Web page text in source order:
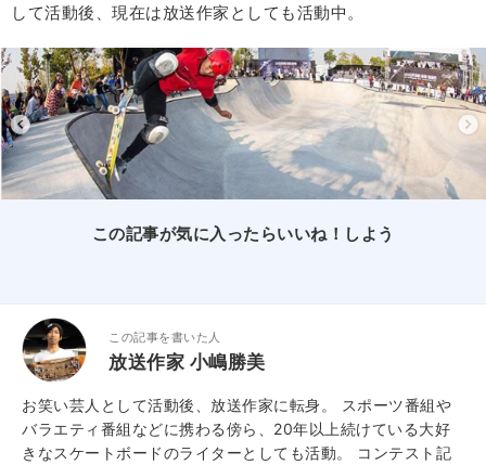
して活動後、現在は放送作家としても活動中。
この記事が気に入ったらいいね！しよう
この記事を書いた人
放送作家 小嶋勝美
お笑い芸人として活動後、放送作家に転身。 スポーツ番組や
バラエティ番組などに携わる傍ら、20年以上続けている大好
きなスケートボードのライターとしても活動。 コンテスト記